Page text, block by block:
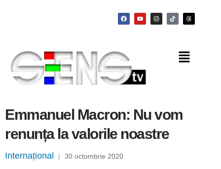
Emmanuel Macron: Nu vom
renunța la valorile noastre
Internațional | 30 octombrie 2020